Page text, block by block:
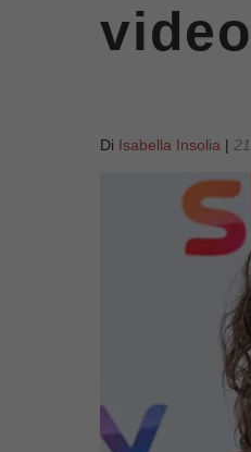
Di Isabella Insolia |